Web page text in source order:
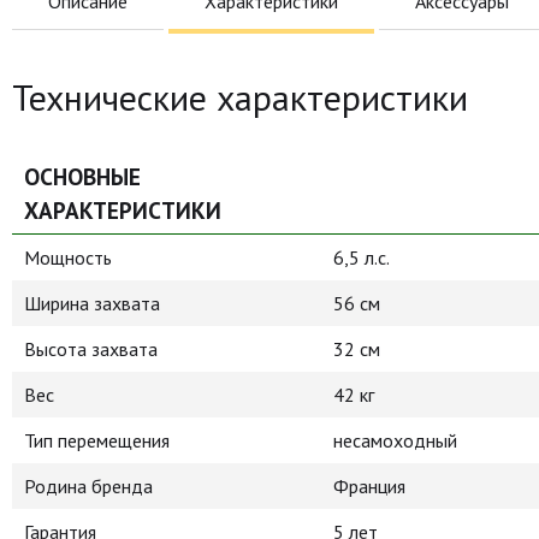
Технические характеристики
ОСНОВНЫЕ
ХАРАКТЕРИСТИКИ
Мощность
6,5 л.с.
Ширина захвата
56 см
Высота захвата
32 см
Вес
42 кг
Тип перемещения
несамоходный
Родина бренда
Франция
Гарантия
5 лет